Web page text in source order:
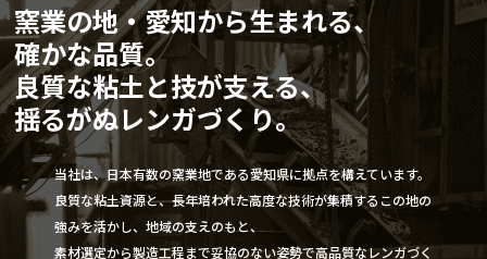
窯業の地・愛知から生まれる、
確かな品質。
良質な粘土と技が支える、
揺るがぬレンガづくり。
当社は、日本有数の窯業地である愛知県に拠点を構えています。
良質な粘土資源と、長年培われた高度な技術が集積するこの地の
強みを活かし、地域の支えのもと、
素材選定から製造工程まで妥協のない姿勢で高品質なレンガづく